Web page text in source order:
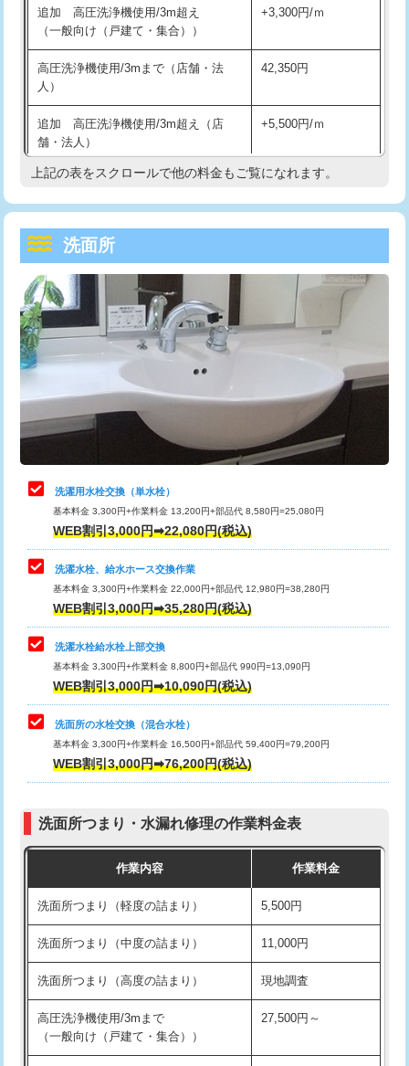
マス交換（深さ50㎝以上） 66,000円
コンクリート斫り（厚さ10㎝まで） 27,500円
コンクリート斫り（厚さ10㎝超え）
モルタル補修（厚さ10㎝まで）
モルタル補修（厚さ10㎝超え） 38,500円
洗面台設置 38,500円
追加人工
廃棄・処分 現場見積
※給水管工事は20mmまでの価格です。
持込商品取付（混合水栓） 16,500円
給水管工事※（ホール加工)
給水管工事※（バンド止め) 3,300円
給水管工事※（支持金具設置) 5,500円
給水管工事※（保温材使用（バンド止
め込み）)
5,500円
給水管工事※（土の掘削・埋め戻し作
業)
11,000円
給水管工事※（塩ビ管（VP・HI）使
用/3ｍまで)
33,000円
給水管工事※（塩ビ管（VP・HI）使
用（追加）/3ｍ超え)
給水管工事※（ライニング鋼管・銅
管・ポリ管・HT管使用/3ｍまで)
44,000円
給水管工事※（ライニング鋼管・銅
管・ポリ管・HT管使用/3ｍ超え)
排水管工事（土の掘削・埋め戻し作
業）
排水管工事（排水管工事/3ｍまで） 55,000円
排水管工事（追加 排水管工事/3ｍ超
え）
マス交換（土の掘削・埋め戻し作業）
マス交換（深さ50㎝未満）
マス交換（深さ50㎝以上）
モルタル補修（厚さ10㎝まで） 27,500円
モルタル補修（厚さ10㎝超え） 38,500円
洗面台設置 38,500円
バスタブ設置 現場見積
追加人工 16,500円
追加 高圧洗浄機使用/3m超え
（一般向け（戸建て・集合））
+3,300円/ｍ
高圧洗浄機使用/3mまで（店舗・法
人）
42,350円
追加 高圧洗浄機使用/3m超え（店
舗・法人）
+5,500円/ｍ
高度高圧洗浄換 現地調査
トーラー機使用/3mまで
追加トーラー機使用/3m超え +3,300円
カメラ調査 33,000円
桝清掃
止水・漏水調査・防水処理・清掃・修
理・調整・分解・加工など（軽作業）
11,000円
止水・漏水調査・防水処理・清掃・修
理・調整・分解・加工など（中作業）
22,000円
止水・漏水調査・防水処理・清掃・修
理・調整・分解・加工など（重作業）
33,000円
キッチンタンク脱着
その他部品の脱着
交換・取付（タンク）
交換・取付(単水栓（壁付・デッキ
式）)
交換・取付(混合水栓（壁付・デッキ
式・ワンホール）)
16,500円+材料費
（P/S/ポップアップ））
交換・取付（その他部品） 11,000円+材料費
持込商品取付（単水栓） 13,200円
持込商品取付（混合水栓） 16,500円
持込商品取付（浄水器・分岐水栓） 16,500円
給水管工事※（ホール加工) 16,500円
給水管工事※（バンド止め)
上記の表をスクロールで他の料金もご覧になれます。
洗面所
洗濯用水栓交換（単水栓）
基本料金 3,300円+作業料金 13,200円+部品代 8,580円=25,080円
WEB割引3,000円➡22,080円(税込)
洗濯水栓、給水ホース交換作業
基本料金 3,300円+作業料金 22,000円+部品代 12,980円=38,280円
WEB割引3,000円➡35,280円(税込)
洗濯水栓給水栓上部交換
基本料金 3,300円+作業料金 8,800円+部品代 990円=13,090円
WEB割引3,000円➡10,090円(税込)
洗面所の水栓交換（混合水栓）
基本料金 3,300円+作業料金 16,500円+部品代 59,400円=79,200円
WEB割引3,000円➡76,200円(税込)
洗面所つまり・水漏れ修理の作業料金表
作業内容 作業料金
洗面所つまり（軽度の詰まり） 5,500円
洗面所つまり（中度の詰まり） 11,000円
洗面所つまり（高度の詰まり） 現地調査
高圧洗浄機使用/3mまで
（一般向け（戸建て・集合））
27,500円～